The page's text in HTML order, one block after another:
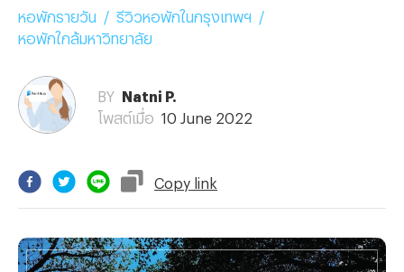
หอพักรายวัน / รีวิวหอพักในกรุงเทพฯ
/
หอพักใกล้มหาวิทยาลัย
BY
Natni P.
โพสต์เมื่อ
10 June 2022
Copy link